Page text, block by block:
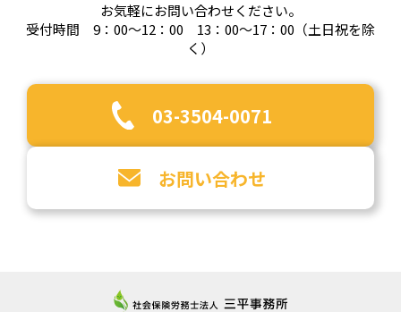
お気軽にお問い合わせください。
受付時間 9：00～12：00 13：00～17：00（土日祝を除
く）
03-3504-0071
お問い合わせ